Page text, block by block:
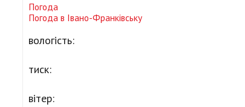
Погода
Погода в Івано-Франківську
вологість:
тиск:
вітер: